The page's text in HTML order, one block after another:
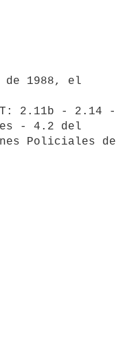
2.11b - 2.14 -
- 4.2 del
Policiales de